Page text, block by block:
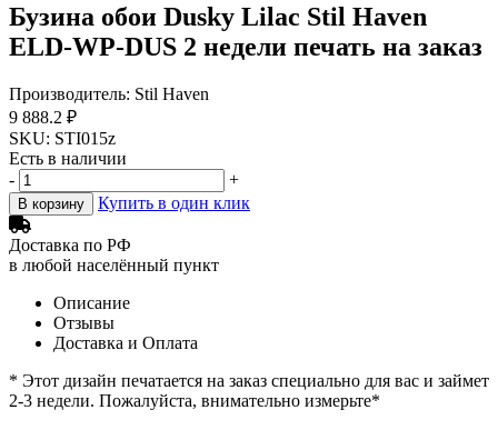
Бузина обои Dusky Lilac Stil Haven
ELD-WP-DUS 2 недели печать на заказ
Производитель: Stil Haven
9 888.2 ₽
SKU: STI015z
Есть в наличии
-
+
В корзину Купить в один клик
Доставка по РФ
в любой населённый пункт
Описание
Отзывы
Доставка и Оплата
* Этот дизайн печатается на заказ специально для вас и займет
2-3 недели. Пожалуйста, внимательно измерьте*